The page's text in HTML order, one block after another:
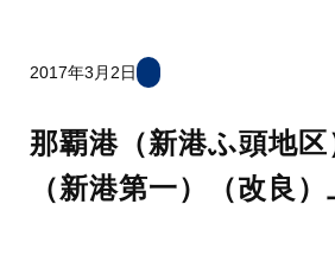
2017年3月2日
那覇港（新港ふ頭地区
（新港第一）（改良